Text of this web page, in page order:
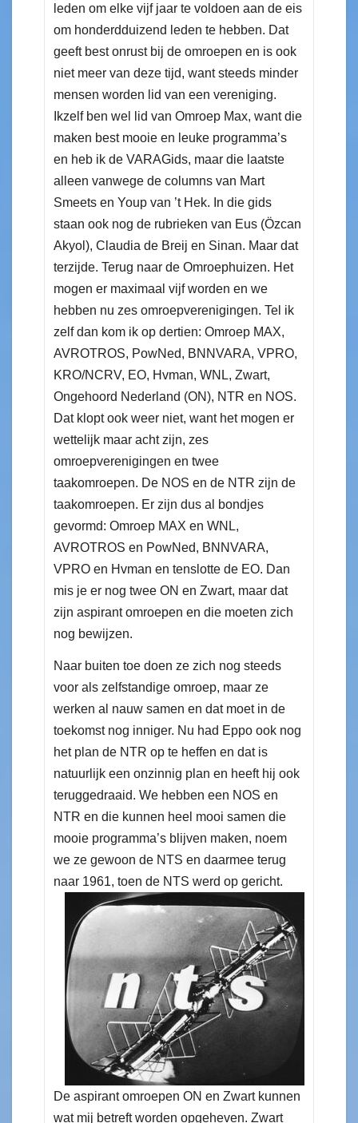
leden om elke vijf jaar te voldoen aan de eis
om honderdduizend leden te hebben. Dat
geeft best onrust bij de omroepen en is ook
niet meer van deze tijd, want steeds minder
mensen worden lid van een vereniging.
Ikzelf ben wel lid van Omroep Max, want die
maken best mooie en leuke programma’s
en heb ik de VARAGids, maar die laatste
alleen vanwege de columns van Mart
Smeets en Youp van ’t Hek. In die gids
staan ook nog de rubrieken van Eus (Özcan
Akyol), Claudia de Breij en Sinan. Maar dat
terzijde. Terug naar de Omroephuizen. Het
mogen er maximaal vijf worden en we
hebben nu zes omroepverenigingen. Tel ik
zelf dan kom ik op dertien: Omroep MAX,
AVROTROS, PowNed, BNNVARA, VPRO,
KRO/NCRV, EO, Hvman, WNL, Zwart,
Ongehoord Nederland (ON), NTR en NOS.
Dat klopt ook weer niet, want het mogen er
wettelijk maar acht zijn, zes
omroepverenigingen en twee
taakomroepen. De NOS en de NTR zijn de
taakomroepen. Er zijn dus al bondjes
gevormd: Omroep MAX en WNL,
AVROTROS en PowNed, BNNVARA,
VPRO en Hvman en tenslotte de EO. Dan
mis je er nog twee ON en Zwart, maar dat
zijn aspirant omroepen en die moeten zich
nog bewijzen.
Naar buiten toe doen ze zich nog steeds
voor als zelfstandige omroep, maar ze
werken al nauw samen en dat moet in de
toekomst nog inniger. Nu had Eppo ook nog
het plan de NTR op te heffen en dat is
natuurlijk een onzinnig plan en heeft hij ook
teruggedraaid. We hebben een NOS en
NTR en die kunnen heel mooi samen die
mooie programma’s blijven maken, noem
we ze gewoon de NTS en daarmee terug
naar 1961, toen de NTS werd op gericht.
De aspirant omroepen ON en Zwart kunnen
wat mij betreft worden opgeheven. Zwart